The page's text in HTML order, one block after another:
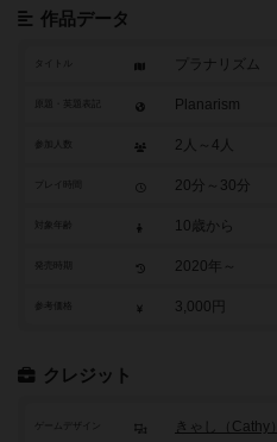
作品データ
タイトル プラナリズム
Planarism
参加人数 2人～4人
20分～30分
10歳から
2020年～
参考価格 3,000円
クレジット
ゲームデザイン きゃし（Cathy）